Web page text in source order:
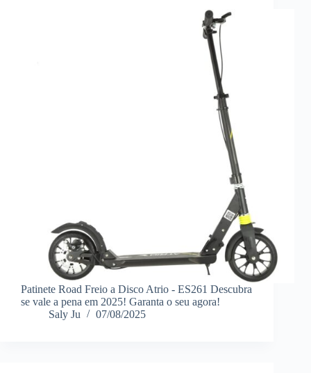
Patinete Road Freio a Disco Atrio - ES261 Descubra
se vale a pena em 2025! Garanta o seu agora!
Saly Ju
07/08/2025